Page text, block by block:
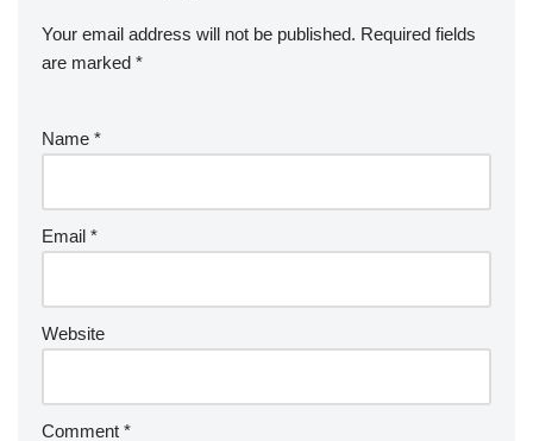
Your email address will not be published. Required fields
are marked *
Name *
Email *
Website
Comment *